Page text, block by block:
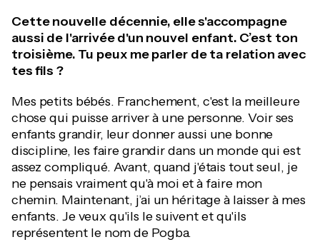
Cette nouvelle décennie, elle s'accompagne
aussi de l'arrivée d'un nouvel enfant. C’est ton
troisième. Tu peux me parler de ta relation avec
tes fils ?
Mes petits bébés. Franchement, c'est la meilleure
chose qui puisse arriver à une personne. Voir ses
enfants grandir, leur donner aussi une bonne
discipline, les faire grandir dans un monde qui est
assez compliqué. Avant, quand j'étais tout seul, je
ne pensais vraiment qu'à moi et à faire mon
chemin. Maintenant, j’ai un héritage à laisser à mes
enfants. Je veux qu'ils le suivent et qu'ils
représentent le nom de Pogba.